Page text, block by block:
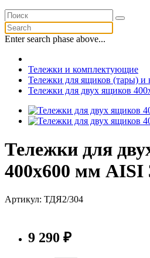
Enter search phase above...
Тележки и комплектующие
Тележки для ящиков (тары)
Тележки для двух ящиков
Тележки для
400х600 мм AISI
Артикул: ТДЯ2/304
9 290 ₽